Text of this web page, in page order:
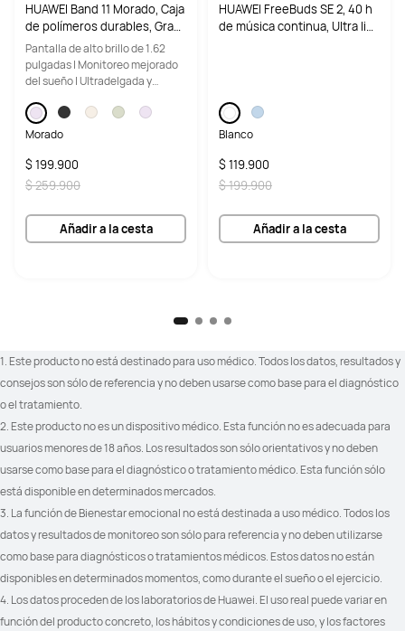
HUAWEI Band 11 Morado, Caja
de polímeros durables, Gran
pantalla de 1.62”, nuevo monit
oreo de sueño, bienestar em
ocional con nuevas categorí
Pantalla de alto brillo de 1.62
pulgadas | Monitoreo mejorado
del sueño | Ultradelgada y
Morado
$ 199.900
$ 259.900
Añadir a la cesta
HUAWEI FreeBuds SE 2, 40 h
de música continua, Ultra lig
Blanco
$ 119.900
$ 199.900
Añadir a la cesta
1. Este producto no está destinado para uso médico. Todos los datos, resultados y
consejos son sólo de referencia y no deben usarse como base para el diagnóstico
o el tratamiento.
2. Este producto no es un dispositivo médico. Esta función no es adecuada para
usuarios menores de 18 años. Los resultados son sólo orientativos y no deben
usarse como base para el diagnóstico o tratamiento médico. Esta función sólo
está disponible en determinados mercados.
3. La función de Bienestar emocional no está destinada a uso médico. Todos los
datos y resultados de monitoreo son sólo para referencia y no deben utilizarse
como base para diagnósticos o tratamientos médicos. Estos datos no están
disponibles en determinados momentos, como durante el sueño o el ejercicio.
4. Los datos proceden de los laboratorios de Huawei. El uso real puede variar en
función del producto concreto, los hábitos y condiciones de uso, y los factores